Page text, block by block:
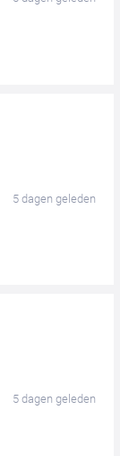
5 dagen geleden
5 dagen geleden